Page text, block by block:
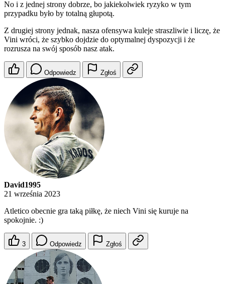
No i z jednej strony dobrze, bo jakiekolwiek ryzyko w tym
przypadku było by totalną głupotą.
Z drugiej strony jednak, nasza ofensywa kuleje straszliwie i liczę, że
Vini wróci, że szybko dojdzie do optymalnej dyspozycji i że
rozrusza na swój sposób nasz atak.
Odpowiedz Zgłoś
David1995
21 września 2023
Atletico obecnie gra taką piłkę, że niech Vini się kuruje na
spokojnie. :)
3 Odpowiedz Zgłoś